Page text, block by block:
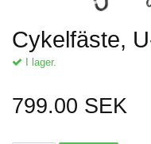
Cykelfäste,
I lager.
799.00 SEK